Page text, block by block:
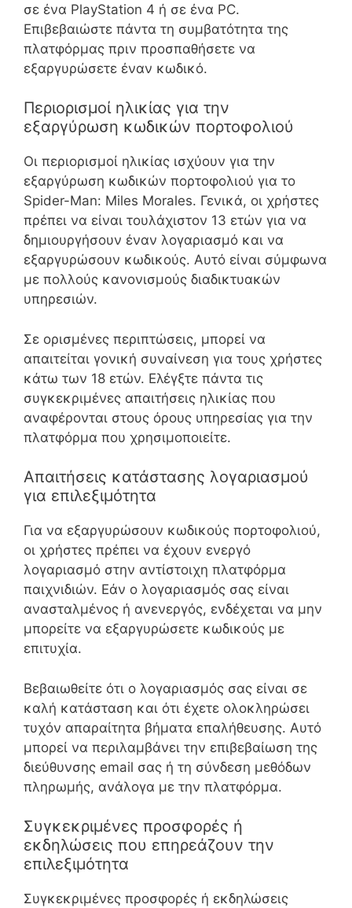
σε ένα PlayStation 4 ή σε ένα PC.
Επιβεβαιώστε πάντα τη συμβατότητα της
πλατφόρμας πριν προσπαθήσετε να
εξαργυρώσετε έναν κωδικό.
Περιορισμοί ηλικίας για την
εξαργύρωση κωδικών πορτοφολιού
Οι περιορισμοί ηλικίας ισχύουν για την
εξαργύρωση κωδικών πορτοφολιού για το
Spider-Man: Miles Morales. Γενικά, οι χρήστες
πρέπει να είναι τουλάχιστον 13 ετών για να
δημιουργήσουν έναν λογαριασμό και να
εξαργυρώσουν κωδικούς. Αυτό είναι σύμφωνα
με πολλούς κανονισμούς διαδικτυακών
υπηρεσιών.
Σε ορισμένες περιπτώσεις, μπορεί να
απαιτείται γονική συναίνεση για τους χρήστες
κάτω των 18 ετών. Ελέγξτε πάντα τις
συγκεκριμένες απαιτήσεις ηλικίας που
αναφέρονται στους όρους υπηρεσίας για την
πλατφόρμα που χρησιμοποιείτε.
Απαιτήσεις κατάστασης λογαριασμού
για επιλεξιμότητα
Για να εξαργυρώσουν κωδικούς πορτοφολιού,
οι χρήστες πρέπει να έχουν ενεργό
λογαριασμό στην αντίστοιχη πλατφόρμα
παιχνιδιών. Εάν ο λογαριασμός σας είναι
ανασταλμένος ή ανενεργός, ενδέχεται να μην
μπορείτε να εξαργυρώσετε κωδικούς με
επιτυχία.
Βεβαιωθείτε ότι ο λογαριασμός σας είναι σε
καλή κατάσταση και ότι έχετε ολοκληρώσει
τυχόν απαραίτητα βήματα επαλήθευσης. Αυτό
μπορεί να περιλαμβάνει την επιβεβαίωση της
διεύθυνσης email σας ή τη σύνδεση μεθόδων
πληρωμής, ανάλογα με την πλατφόρμα.
Συγκεκριμένες προσφορές ή
εκδηλώσεις που επηρεάζουν την
επιλεξιμότητα
Συγκεκριμένες προσφορές ή εκδηλώσεις